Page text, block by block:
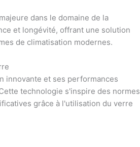
dans le domaine de la
et longévité, offrant une solution
de climatisation modernes.
innovante et ses performances
technologie s'inspire des normes
grâce à l'utilisation du verre